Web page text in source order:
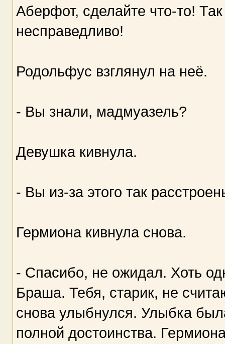
Аберфот, сделайте что-то!
несправедливо!
Родольфус взглянул на неё.
- Вы знали, мадмуазель?
Девушка кивнула.
- Вы из-за этого так
Гермиона кивнула снова.
- Спасибо, не ожидал. Хоть
Браша. Тебя, старик, не
снова улыбнулся. Улыбка
полной достоинства.